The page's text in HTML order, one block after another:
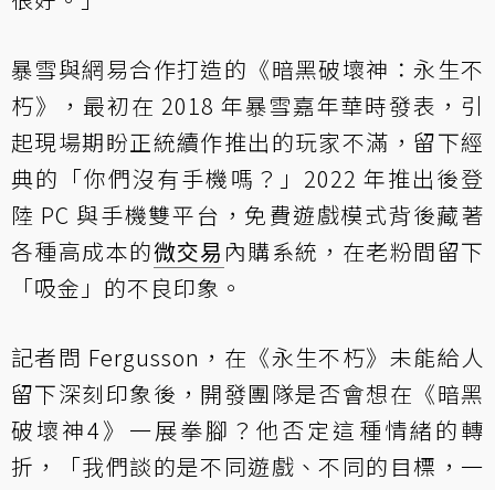
暴雪與網易合作打造的《暗黑破壞神：永生不
朽》，最初在 2018 年暴雪嘉年華時發表，引
起現場期盼正統續作推出的玩家不滿，留下經
典的「你們沒有手機嗎？」2022 年推出後登
陸 PC 與手機雙平台，免費遊戲模式背後藏著
各種高成本的微交易 內購系統，在老粉間留下
「吸金」的不良印象。
記者問 Fergusson，在《永生不朽》未能給人
留下深刻印象後，開發團隊是否會想在《暗黑
破壞神4》一展拳腳？他否定這種情緒的轉
折，「我們談的是不同遊戲、不同的目標，一